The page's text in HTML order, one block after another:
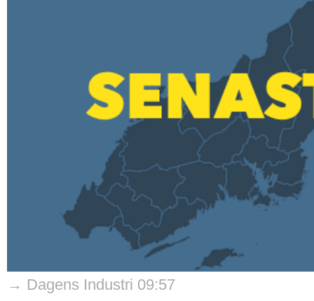
→ Dagens Industri 09:57